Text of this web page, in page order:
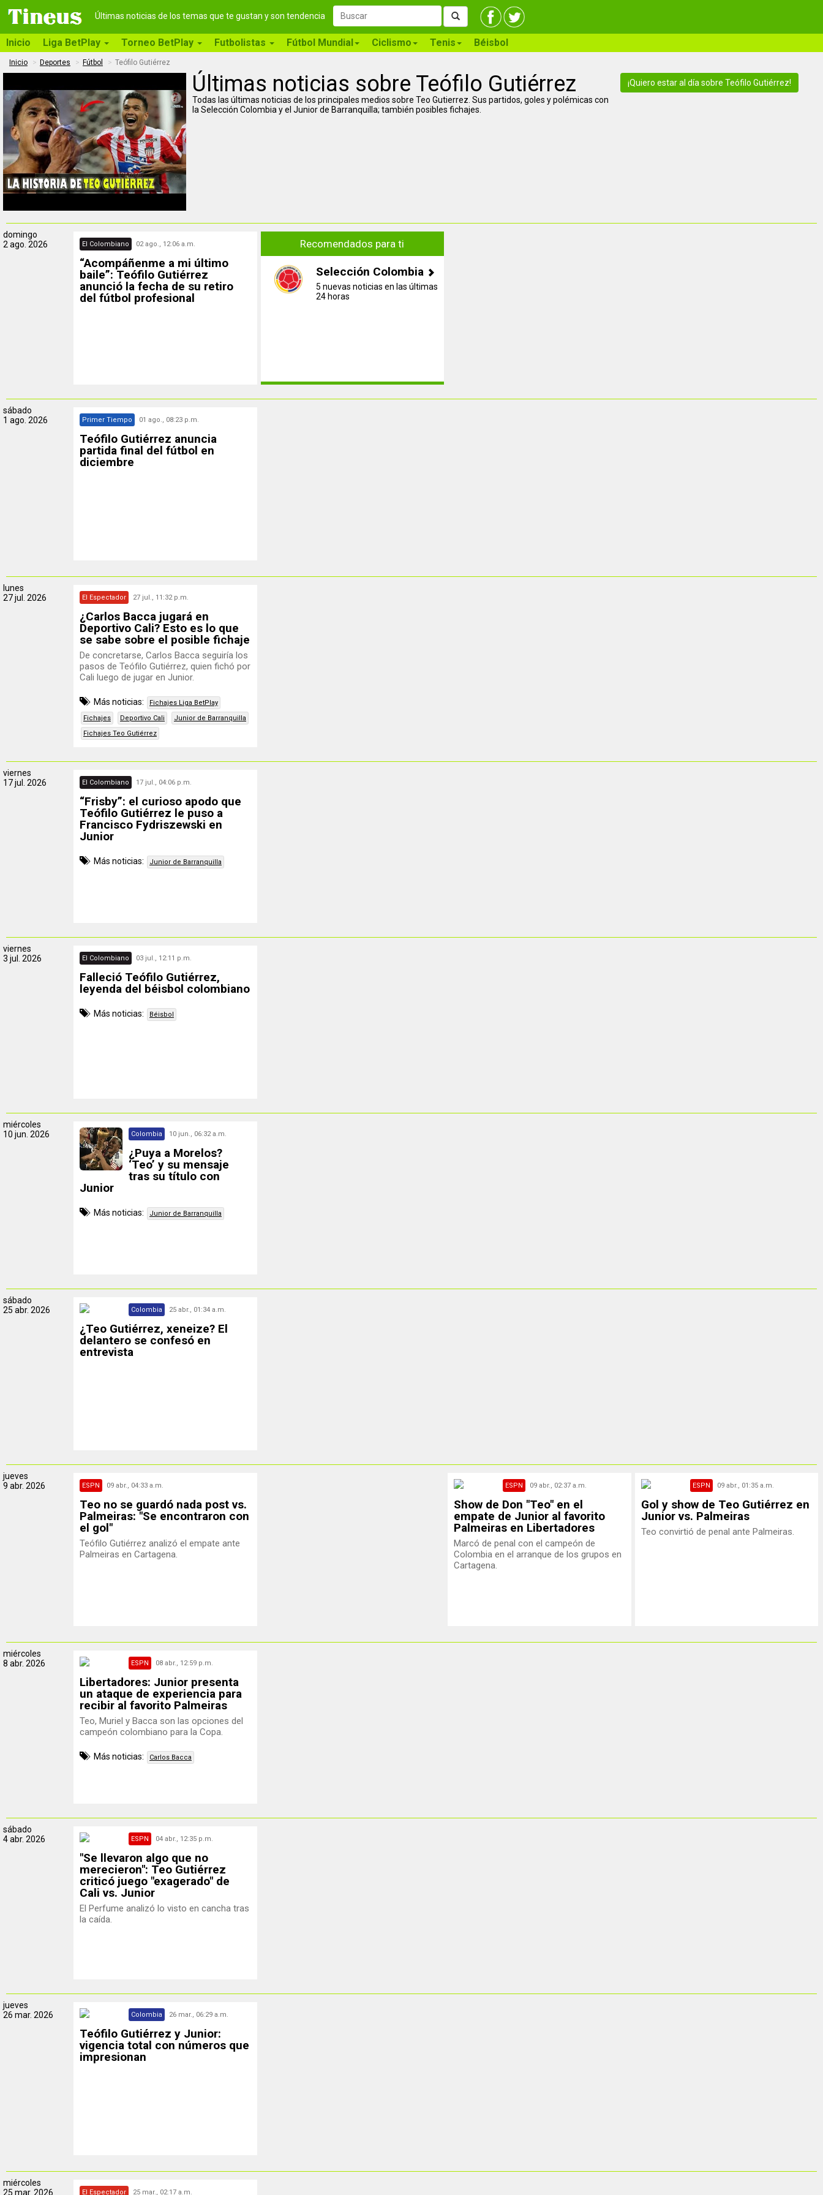
Últimas noticias de los temas que te gustan y son tendencia
Inicio Liga BetPlay Torneo BetPlay Futbolistas Fútbol Mundial Ciclismo Tenis Béisbol
Inicio Deportes Fútbol Teófilo Gutiérrez
Últimas noticias sobre Teófilo Gutiérrez
Todas las últimas noticias de los principales medios sobre Teo Gutierrez. Sus partidos, goles y polémicas con
la Selección Colombia y el Junior de Barranquilla; también posibles fichajes.
¡Quiero estar al día sobre Teófilo Gutiérrez!
domingo
2 ago. 2026
El Colombiano 02 ago., 12:06 a.m.
“Acompáñenme a mi último
baile”: Teófilo Gutiérrez
anunció la fecha de su retiro
del fútbol profesional
Recomendados para ti
Selección Colombia
5 nuevas noticias en las últimas
24 horas
sábado
1 ago. 2026
Primer Tiempo 01 ago., 08:23 p.m.
Teófilo Gutiérrez anuncia
partida final del fútbol en
diciembre
lunes
27 jul. 2026
El Espectador 27 jul., 11:32 p.m.
¿Carlos Bacca jugará en
Deportivo Cali? Esto es lo que
se sabe sobre el posible fichaje
De concretarse, Carlos Bacca seguiría los
pasos de Teófilo Gutiérrez, quien fichó por
Cali luego de jugar en Junior.
Más noticias:
Fichajes Liga BetPlay
Fichajes
Deportivo Cali
Junior de Barranquilla
Fichajes Teo Gutiérrez
viernes
17 jul. 2026
El Colombiano 17 jul., 04:06 p.m.
“Frisby”: el curioso apodo que
Teófilo Gutiérrez le puso a
Francisco Fydriszewski en
Junior
Más noticias: Junior de Barranquilla
viernes
3 jul. 2026
El Colombiano 03 jul., 12:11 p.m.
Falleció Teófilo Gutiérrez,
leyenda del béisbol colombiano
Más noticias: Béisbol
miércoles
10 jun. 2026
Colombia 10 jun., 06:32 a.m.
¿Puya a Morelos?
‘Teo’ y su mensaje
tras su título con
Junior
Más noticias: Junior de Barranquilla
sábado
25 abr. 2026
Colombia 25 abr., 01:34 a.m.
¿Teo Gutiérrez, xeneize? El
delantero se confesó en
entrevista
jueves
9 abr. 2026
ESPN 09 abr., 04:33 a.m.
Teo no se guardó nada post vs.
Palmeiras: "Se encontraron con
el gol"
Teófilo Gutiérrez analizó el empate ante
Palmeiras en Cartagena.
ESPN 09 abr., 02:37 a.m.
Show de Don "Teo" en el
empate de Junior al favorito
Palmeiras en Libertadores
Marcó de penal con el campeón de
Colombia en el arranque de los grupos en
Cartagena.
ESPN 09 abr., 01:35 a.m.
Gol y show de Teo Gutiérrez en
Junior vs. Palmeiras
Teo convirtió de penal ante Palmeiras.
miércoles
8 abr. 2026
ESPN 08 abr., 12:59 p.m.
Libertadores: Junior presenta
un ataque de experiencia para
recibir al favorito Palmeiras
Teo, Muriel y Bacca son las opciones del
campeón colombiano para la Copa.
Más noticias: Carlos Bacca
sábado
4 abr. 2026
ESPN 04 abr., 12:35 p.m.
"Se llevaron algo que no
merecieron": Teo Gutiérrez
criticó juego "exagerado" de
Cali vs. Junior
El Perfume analizó lo visto en cancha tras
la caída.
jueves
26 mar. 2026
Colombia 26 mar., 06:29 a.m.
Teófilo Gutiérrez y Junior:
vigencia total con números que
impresionan
miércoles
25 mar. 2026
El Espectador 25 mar., 02:17 a.m.